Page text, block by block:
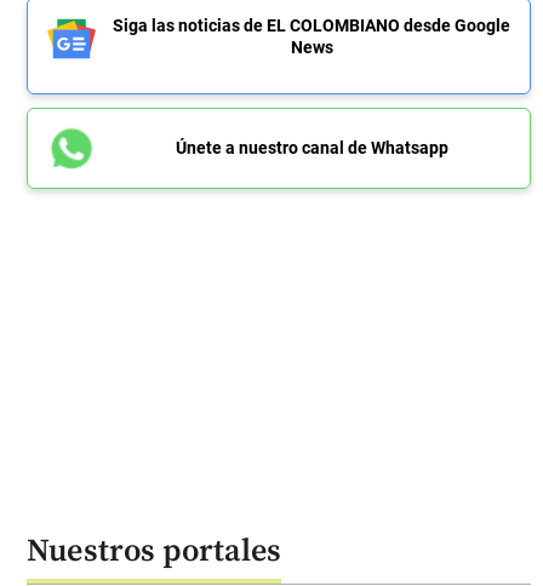
Siga las noticias de EL COLOMBIANO desde Google
News
Únete a nuestro canal de Whatsapp
Nuestros portales